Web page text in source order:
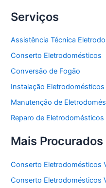
Serviços
Assistência Técnica
Conserto Eletrodomésticos
Conversão de Fogão
Instalação Eletrodomésticos
Manutenção de
Reparo de Eletrodomésticos
Mais Procurados
Conserto Eletrodomésticos
Conserto Eletrodomésticos